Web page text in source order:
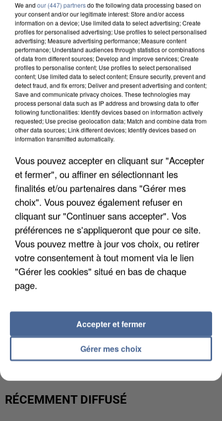
APRÈS TOUTES CES CANICULES, LES REFUGES
DE FAUNE SAUVAGE SONT...
L’UN DES FONDATEURS SUPPOSÉS DE LA DZ
MAFIA INTERPELLÉ EN ALGÉRIE
RÉCEMMENT DIFFUSÉ
We and our (447) partnersdo the following data processing based on
your consent and/or our legitimate interest: Store and/or access
information on a device; Use limited data to select advertising; Create
profiles for personalised advertising; Use profiles to select personalised
advertising; Measure advertising performance; Measure content
performance; Understand audiences through statistics or combinations
of data from different sources; Develop and improve services; Create
profiles to personalise content; Use profiles to select personalised
content; Use limited data to select content; Ensure security, prevent and
detect fraud, and fix errors; Deliver and present advertising and content;
Save and communicate privacy choices. These technologies may
process personal data such as IP address and browsing data to offer
following functionalities: Identify devices based on information actively
requested; Use precise geolocation data; Match and combine data from
other data sources; Link different devices; Identify devices based on
information transmitted automatically.
Vous pouvez accepter en cliquant sur "Accepter
et fermer", ou affiner en sélectionnant les
finalités et/ou partenaires dans "Gérer mes
choix". Vous pouvez également refuser en
cliquant sur "Continuer sans accepter". Vos
préférences ne s'appliqueront que pour ce site.
Vous pouvez mettre à jour vos choix, ou retirer
votre consentement à tout moment via le lien
"Gérer les cookies" situé en bas de chaque
page.
Gérer mes choix
Accepter et fermer